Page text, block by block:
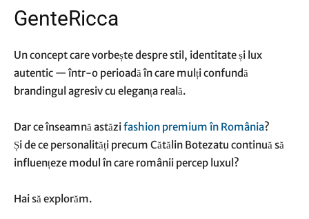
GenteRicca
Un concept care vorbește despre stil, identitate și lux
autentic — într-o perioadă în care mulți confundă
brandingul agresiv cu eleganța reală.
Dar ce înseamnă astăzifashion premium în România?
Și de ce personalități precum Cătălin Botezatu continuă să
influențeze modul în care românii percep luxul?
Hai să explorăm.